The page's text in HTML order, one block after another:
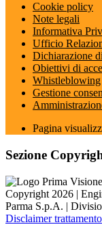
Cookie policy
Note legali
Informativa
Ufficio
Dichiarazione
Obiettivi di
Whistleblowing
Gestione
Pagina
Sezione
Copyright 2026 |
Parma S.p.A. |
Disclaimer